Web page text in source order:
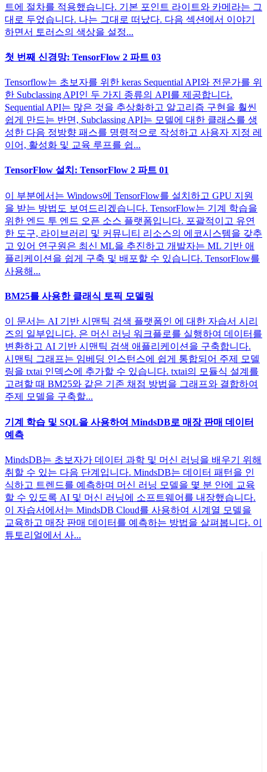
트에 절차를 적용했습니다. 기본 포인트 라이트와 카메라는 그
대로 두었습니다. 나는 그대로 떠났다. 다음 섹션에서 이야기
하면서 토러스의 색상을 설정...
첫 번째 신경망: TensorFlow 2 파트 03
Tensorflow는 초보자를 위한 keras Sequential API와 전문가를 위
한 Subclassing API인 두 가지 종류의 API를 제공합니다.
Sequential API는 많은 것을 추상화하고 알고리즘 구현을 훨씬
쉽게 만드는 반면, Subclassing API는 모델에 대한 클래스를 생
성한 다음 정방향 패스를 명령적으로 작성하고 사용자 지정 레
이어, 활성화 및 교육 루프를 쉽...
TensorFlow 설치: TensorFlow 2 파트 01
이 부분에서는 Windows에 TensorFlow를 설치하고 GPU 지원
을 받는 방법도 보여드리겠습니다. TensorFlow는 기계 학습을
위한 엔드 투 엔드 오픈 소스 플랫폼입니다. 포괄적이고 유연
한 도구, 라이브러리 및 커뮤니티 리소스의 에코시스템을 갖추
고 있어 연구원은 최신 ML을 추진하고 개발자는 ML 기반 애
플리케이션을 쉽게 구축 및 배포할 수 있습니다. TensorFlow를
사용해...
BM25를 사용한 클래식 토픽 모델링
이 문서는 AI 기반 시맨틱 검색 플랫폼인 에 대한 자습서 시리
즈의 일부입니다. 은 머신 러닝 워크플로를 실행하여 데이터를
변환하고 AI 기반 시맨틱 검색 애플리케이션을 구축합니다.
시맨틱 그래프는 임베딩 인스턴스에 쉽게 통합되어 주제 모델
링을 txtai 인덱스에 추가할 수 있습니다. txtai의 모듈식 설계를
고려할 때 BM25와 같은 기존 채점 방법을 그래프와 결합하여
주제 모델을 구축할...
기계 학습 및 SQL을 사용하여 MindsDB로 매장 판매 데이터
예측
MindsDB는 초보자가 데이터 과학 및 머신 러닝을 배우기 위해
취할 수 있는 다음 단계입니다. MindsDB는 데이터 패턴을 인
식하고 트렌드를 예측하며 머신 러닝 모델을 몇 분 안에 교육
할 수 있도록 AI 및 머신 러닝에 소프트웨어를 내장했습니다.
이 자습서에서는 MindsDB Cloud를 사용하여 시계열 모델을
교육하고 매장 판매 데이터를 예측하는 방법을 살펴봅니다. 이
튜토리얼에서 사...